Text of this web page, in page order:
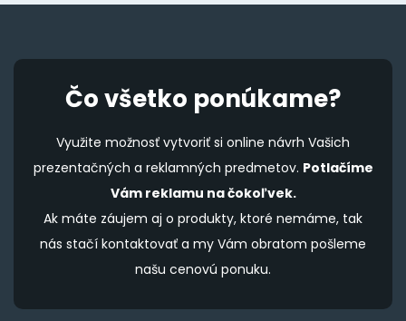
Čo všetko ponúkame?
Využite možnosť vytvoriť si online návrh Vašich
prezentačných a reklamných predmetov. Potlačíme
Vám reklamu na čokoľvek.
Ak máte záujem aj o produkty, ktoré nemáme, tak
nás stačí kontaktovať a my Vám obratom pošleme
našu cenovú ponuku.